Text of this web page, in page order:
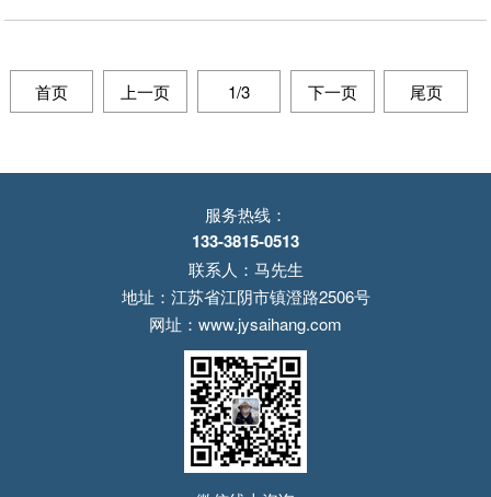
首页 上一页 1/3 下一页 尾页
服务热线：
133-3815-0513
联系人：马先生
地址：江苏省江阴市镇澄路2506号
网址：www.jysaihang.com